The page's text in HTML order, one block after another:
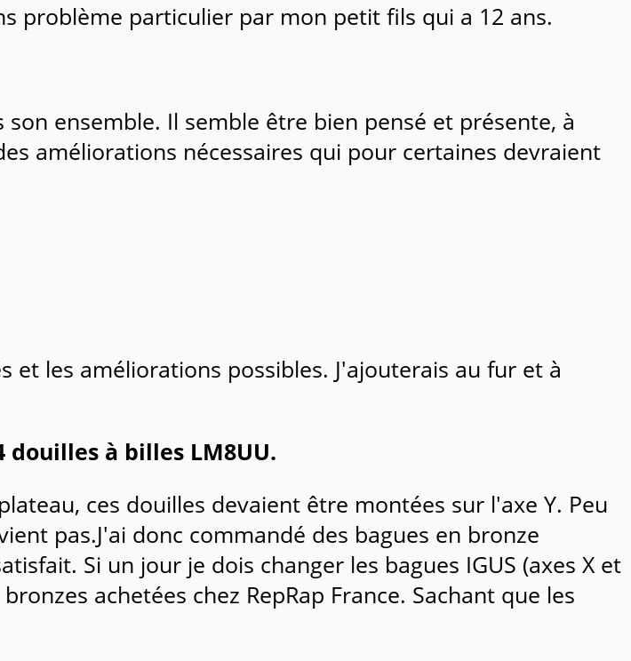
problème particulier par mon petit fils qui a 12 ans.
ensemble. Il semble être bien pensé et présente, à
améliorations nécessaires qui pour certaines devraient
les améliorations possibles. J'ajouterais au fur et à
douilles à billes LM8UU.
ces douilles devaient être montées sur l'axe Y. Peu
pas.J'ai donc commandé des bagues en bronze
Si un jour je dois changer les bagues IGUS (axes X et
achetées chez RepRap France. Sachant que les